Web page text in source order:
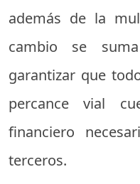
además de la
cambio se
garantizar que
percance vial
financiero
terceros.